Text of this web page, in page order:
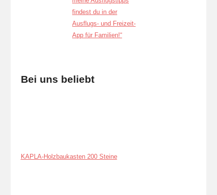
Bei uns beliebt
KAPLA-Holzbaukasten 200 Steine